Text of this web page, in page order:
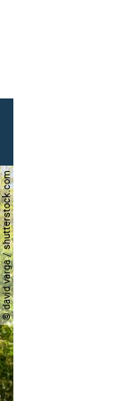
© david varga / shutterstock.com